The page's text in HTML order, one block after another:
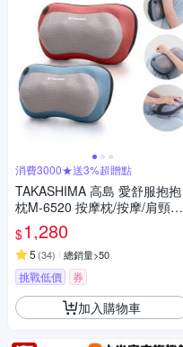
消費3000★送3%超贈點
TAKASHIMA 高島 愛舒服抱抱
枕M-6520 按摩枕/按摩/肩頸按
摩/溫熱揉捏
$1,280
5 (34) 總銷量>50
挑戰低價 券
加入購物車